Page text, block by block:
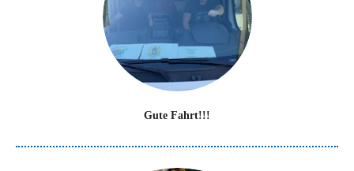
Gute Fahrt!!!